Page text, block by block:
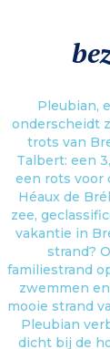
Pleubian,
onderscheidt
trots van
Talbert: een
een rots voor
Héaux de
zee,
vakantie in
strand?
familiestrand
zwemmen
mooie strand
Pleubian
dicht bij de